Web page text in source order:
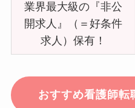
業界最大級の『非公
開求人』（＝好条件
求人）保有！
おすすめ看護師転